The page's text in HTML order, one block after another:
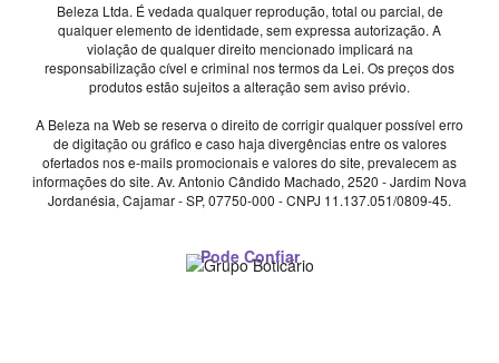
Beleza Ltda. É vedada qualquer reprodução, total ou parcial, de
qualquer elemento de identidade, sem expressa autorização. A
violação de qualquer direito mencionado implicará na
responsabilização cível e criminal nos termos da Lei. Os preços dos
produtos estão sujeitos a alteração sem aviso prévio.
A Beleza na Web se reserva o direito de corrigir qualquer possível erro
de digitação ou gráfico e caso haja divergências entre os valores
ofertados nos e-mails promocionais e valores do site, prevalecem as
informações do site. Av. Antonio Cândido Machado, 2520 - Jardim Nova
Jordanésia, Cajamar - SP, 07750-000 -CNPJ 11.137.051/0809-45.
Pode Confiar